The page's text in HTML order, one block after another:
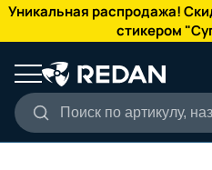
Уникальная распродажа!
стикером
Поиск по артикулу,
КАТАЛОГ